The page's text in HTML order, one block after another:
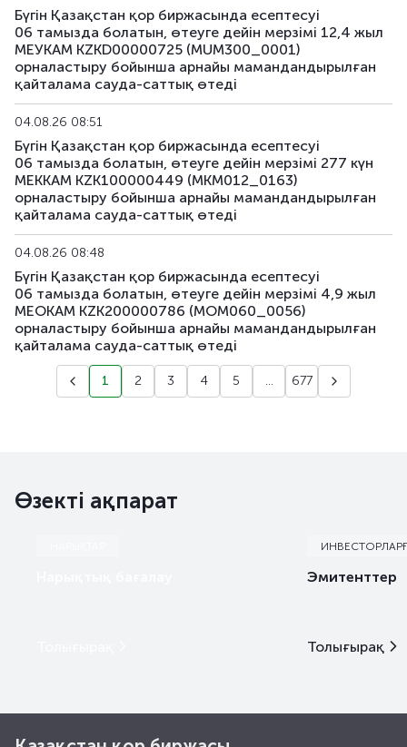
Бүгін Қазақстан қор биржасында есептесуі
06 тамызда болатын, өтеуге дейін мерзімі 12,4 жыл
МЕУКАМ KZKD00000725 (MUM300_0001)
орналастыру бойынша арнайы мамандандырылған
қайталама сауда-саттық өтеді
04.08.26 08:51
Бүгін Қазақстан қор биржасында есептесуі
06 тамызда болатын, өтеуге дейін мерзімі 277 күн
МЕККАМ KZK100000449 (MKM012_0163)
орналастыру бойынша арнайы мамандандырылған
қайталама сауда-саттық өтеді
04.08.26 08:48
Бүгін Қазақстан қор биржасында есептесуі
06 тамызда болатын, өтеуге дейін мерзімі 4,9 жыл
МЕОКАМ KZK200000786 (MOM060_0056)
орналастыру бойынша арнайы мамандандырылған
қайталама сауда-саттық өтеді
1 2 3 4 5 ... 677
Өзекті ақпарат
Эмитенттер
Толығырақ